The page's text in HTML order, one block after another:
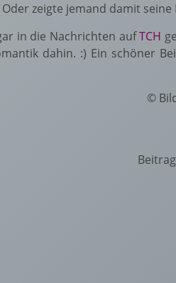
zeigte jemand damit seine
in die Nachrichten aufТСН
dahin. :) Ein schöner
©